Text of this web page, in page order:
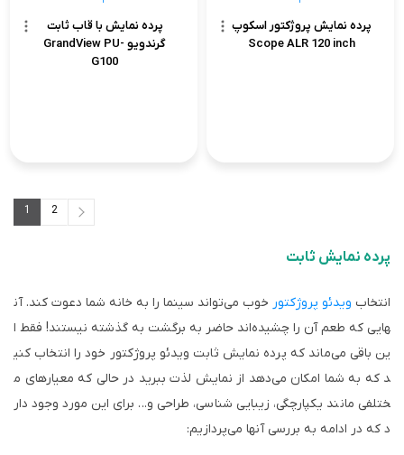
پرده نمایش پروژکتور اسکوپ
Scope ALR 120 inch
پرده نمایش با قاب ثابت
گرندویو GrandView PU-
G100
1
2
پرده نمایش ثابت
انتخاب ویدئو پروژکتور خوب می‌تواند سینما را به خانه شما دعوت کند. آن
هایی که طعم آن را چشیدهاند حاضر به برگشت به گذشته نیستند! فقط ا
ین باقی می‌ماند که پرده نمایش ثابت ویدئو پروژکتور خود را انتخاب کنی
د که به شما امکان می‌دهد از نمایش لذت ببرید در حالی که معیارهای م
ختلفی مانند یکپارچگی، زیبایی شناسی، طراحی و... برای این مورد وجود دار
د که در ادامه به بررسی آنها می‌پردازیم: